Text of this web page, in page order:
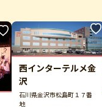
西インターテルメ金
沢
石川県金沢市松島町１７番
地